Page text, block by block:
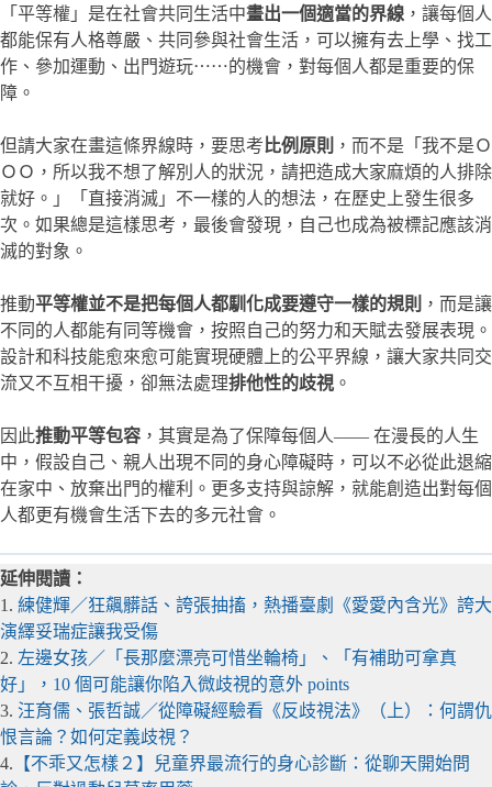
「平等權」是在社會共同生活中畫出一個適當的界線 ，讓每個人
都能保有人格尊嚴、共同參與社會生活，可以擁有去上學、找工
作、參加運動、出門遊玩⋯⋯的機會，對每個人都是重要的保
障。
但請大家在畫這條界線時，要思考 比例原則 ，而不是「我不是Ｏ
ＯＯ，所以我不想了解別人的狀況，請把造成大家麻煩的人排除
就好。」「直接消滅」不一樣的人的想法，在歷史上發生很多
次。如果總是這樣思考，最後會發現，自己也成為被標記應該消
滅的對象。
推動平等權並不是把每個人都馴化成要遵守一樣的規則 ，而是讓
不同的人都能有同等機會，按照自己的努力和天賦去發展表現。
設計和科技能愈來愈可能實現硬體上的公平界線，讓大家共同交
流又不互相干擾，卻無法處理排他性的歧視 。
因此推動平等包容 ，其實是為了保障每個人—— 在漫長的人生
中，假設自己、親人出現不同的身心障礙時，可以不必從此退縮
在家中、放棄出門的權利。更多支持與諒解，就能創造出對每個
人都更有機會生活下去的多元社會。
延伸閱讀：
1. 練健輝／狂飆髒話、誇張抽搐，熱播臺劇《愛愛內含光》誇大
演繹妥瑞症讓我受傷
2. 左邊女孩／「長那麼漂亮可惜坐輪椅」、「有補助可拿真
好」，10 個可能讓你陷入微歧視的意外 points
3. 汪育儒、張哲誠／從障礙經驗看《反歧視法》（上）：何謂仇
恨言論？如何定義歧視？
4. 【不乖又怎樣２】兒童界最流行的身心診斷：從聊天開始問